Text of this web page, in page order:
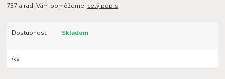
737 a radi Vám pomôžeme. celý popis
Dostupnosť Skladom
/ks